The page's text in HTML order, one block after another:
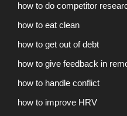
how to do competitor
how to eat clean
how to get out of debt
how to give feedback in
how to handle conflict
how to improve HRV